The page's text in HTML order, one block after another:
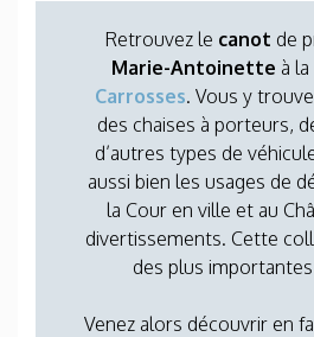
Retrouvez le canot de
Marie-Antoinette à la
Carrosses. Vous y
des chaises à porteurs,
d’autres types de
aussi bien les usages de
la Cour en ville et au
divertissements. Cette
des plus importantes
Venez alors découvrir en